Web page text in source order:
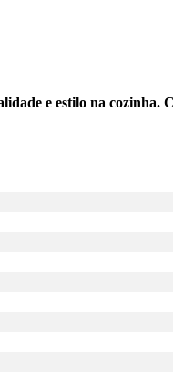
e estilo na cozinha.